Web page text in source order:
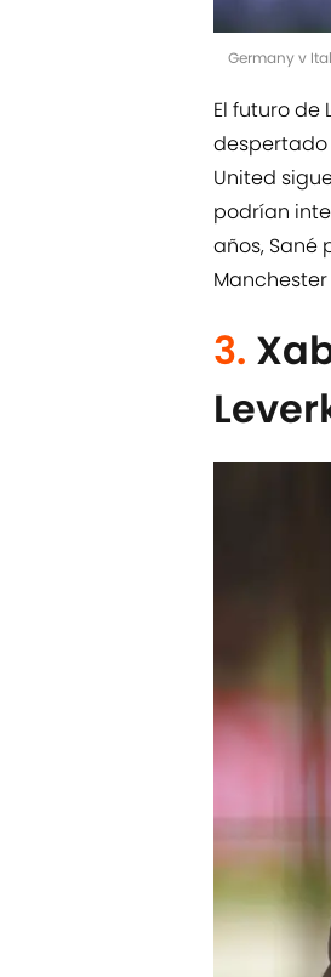
Germany v
El futuro de
despertado
United
podrían
años, Sané
3.